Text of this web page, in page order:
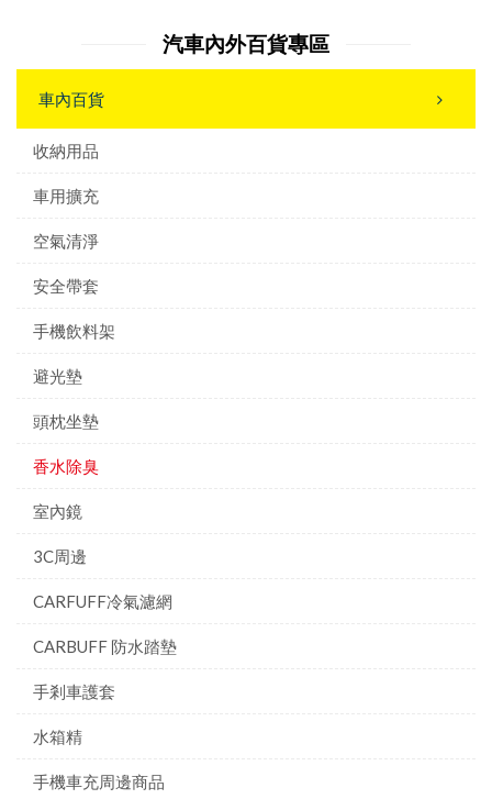
汽車內外百貨專區
車內百貨
收納用品
車用擴充
空氣清淨
安全帶套
手機飲料架
避光墊
頭枕坐墊
香水除臭
室內鏡
3C周邊
CARFUFF冷氣濾網
CARBUFF 防水踏墊
手剎車護套
水箱精
手機車充周邊商品